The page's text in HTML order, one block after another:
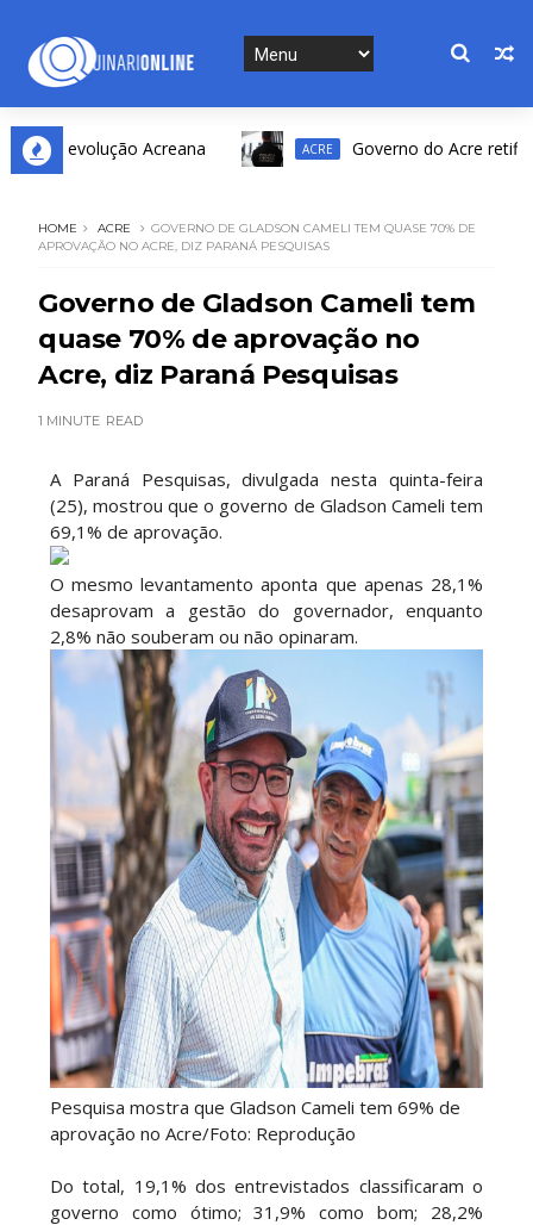
Revolução Acreana ACRE Governo do Acre retifica
HOME ACRE
GOVERNO DE GLADSON CAMELI TEM QUASE 70% DE
APROVAÇÃO NO ACRE, DIZ PARANÁ PESQUISAS
Governo de Gladson Cameli tem
quase 70% de aprovação no
Acre, diz Paraná Pesquisas
1 MINUTE READ
A Paraná Pesquisas, divulgada nesta quinta-feira
(25), mostrou que o governo de Gladson Cameli tem
69,1% de aprovação.
O mesmo levantamento aponta que apenas 28,1%
desaprovam a gestão do governador, enquanto
2,8% não souberam ou não opinaram.
Pesquisa mostra que Gladson Cameli tem 69% de
aprovação no Acre/Foto: Reprodução
Do total, 19,1% dos entrevistados classificaram o
governo como ótimo; 31,9% como bom; 28,2%